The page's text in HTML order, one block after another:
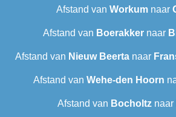
Afstand van Workum naar
Afstand van Boerakker naar
Afstand van Nieuw Beerta naar
Afstand van Wehe-den Hoorn
Afstand van Bocholtznaar